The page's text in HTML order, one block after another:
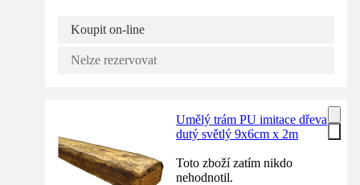
Koupit on-line
Nelze rezervovat
Umělý trám PU imitace dřeva
dutý světlý 9x6cm x 2m
Toto zboží zatím nikdo
nehodnotil.